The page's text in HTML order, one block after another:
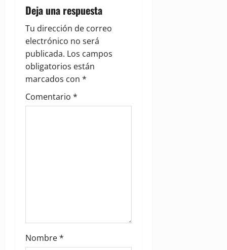
i
g
a
t
i
Deja una respuesta
Tu dirección de correo
electrónico no será
publicada. Los campos
obligatorios están
marcados con *
Comentario *
Nombre*